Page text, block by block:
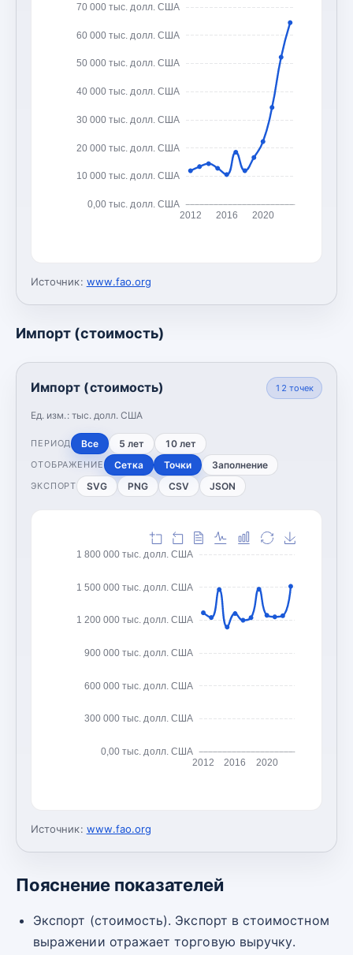
0,00 тыс. долл. США
10 000 тыс. долл. США
20 000 тыс. долл. США
30 000 тыс. долл. США
40 000 тыс. долл. США
50 000 тыс. долл. США
60 000 тыс. долл. США
70 000 тыс. долл. США
2012 2016 2020
Источник: www.fao.org
Импорт (стоимость)
Импорт (стоимость)
Ед. изм.: тыс. долл. США
12 точек
ПЕРИОД Все 5 лет 10 лет
ОТОБРАЖЕНИЕ Сетка Точки Заполнение
ЭКСПОРТ SVG PNG CSV JSON
0,00 тыс. долл. США
300 000 тыс. долл. США
600 000 тыс. долл. США
900 000 тыс. долл. США
1 200 000 тыс. долл. США
1 500 000 тыс. долл. США
1 800 000 тыс. долл. США
2012 2016 2020
Источник: www.fao.org
Пояснение показателей
Экспорт (стоимость). Экспорт в стоимостном
выражении отражает торговую выручку.